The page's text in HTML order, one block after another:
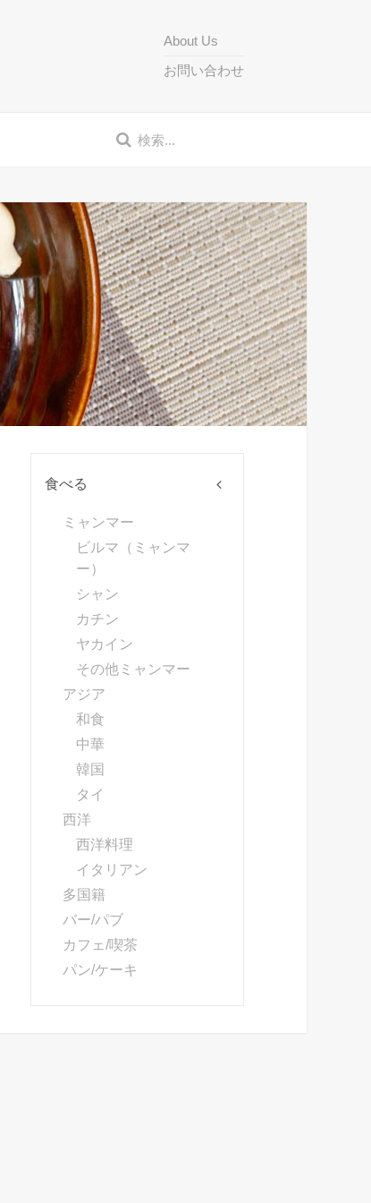
About Us
お問い合わせ
食べる
ミャンマー
ビルマ（ミャンマ
ー）
シャン
カチン
ヤカイン
その他ミャンマー
アジア
和食
中華
韓国
タイ
西洋
西洋料理
イタリアン
多国籍
バー/パブ
カフェ/喫茶
パン/ケーキ